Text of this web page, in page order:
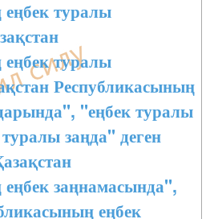
туралы
туралы
Республикасының
"еңбек туралы
заңда" деген
заңнамасында",
еңбек